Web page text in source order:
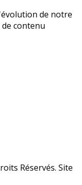
de notre
contenu
Réservés. Site